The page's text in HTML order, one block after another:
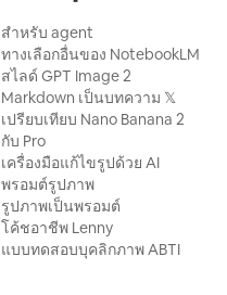
สำหรับ agent
ทางเลือกอื่นของ NotebookLM
สไลด์ GPT Image 2
Markdown เป็นบทความ 𝕏
เปรียบเทียบ Nano Banana 2
กับ Pro
เครื่องมือแก้ไขรูปด้วย AI
พรอมต์รูปภาพ
รูปภาพเป็นพรอมต์
โค้ชอาชีพ Lenny
แบบทดสอบบุคลิกภาพ ABTI